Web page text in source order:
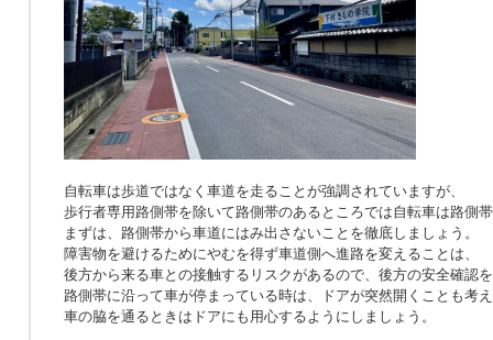
自転車は歩道ではなく車道を走ることが強調されていますが、
歩行者専用路側帯を除いて路側帯のあるところでは自転車は路側
まずは、路側帯から車道にはみ出さないことを徹底しましょう。
障害物を避けるためにやむを得ず車道側へ進路を変えることは、
後方から来る車との接触するリスクがあるので、後方の安全確認
路側帯に沿って車が停まっている時は、ドアが突然開くことも考
車の脇を通るときはドアにも用心するようにしましょう。